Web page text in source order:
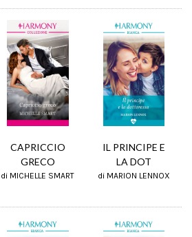
CAPRICCIO
GRECO
di MICHELLE SMART
IL PRINCIPE E
LA DOT
di MARION LENNOX